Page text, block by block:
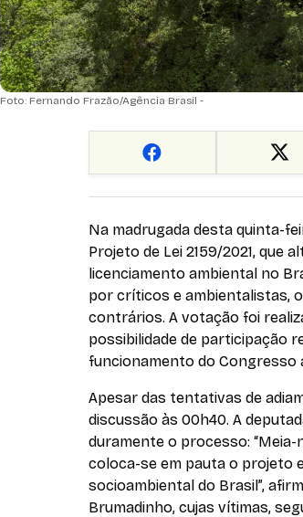
Foto: Fernando Frazão/Agência Brasil -
Na madrugada desta quinta-
Projeto de Lei 2159/2021, que
licenciamento ambiental no
por críticos e ambientalistas,
contrários. A votação foi
possibilidade de participação
funcionamento do Congresso
Apesar das tentativas de
discussão às 00h40. A
duramente o processo:
coloca-se em pauta o projeto
socioambiental do Brasil”,
Brumadinho, cujas vítimas,